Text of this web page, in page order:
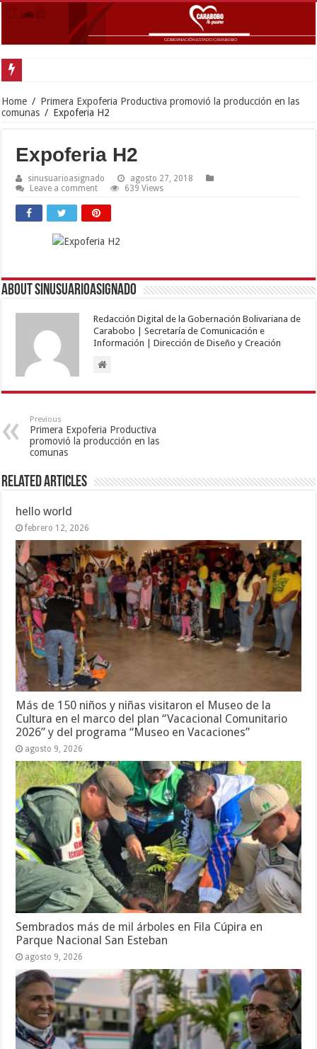
Home / Primera Expoferia Productiva promovió la producción en las
comunas / Expoferia H2
Expoferia H2
sinusuarioasignado
agosto 27, 2018
Leave a comment
639 Views
About sinusuarioasignado
Redacción Digital de la Gobernación Bolivariana de
Carabobo | Secretaría de Comunicación e
Información | Dirección de Diseño y Creación
Previous
Primera Expoferia Productiva
promovió la producción en las
comunas
Related Articles
hello world
febrero 12, 2026
Más de 150 niños y niñas visitaron el Museo de la
Cultura en el marco del plan “Vacacional Comunitario
2026” y del programa “Museo en Vacaciones”
agosto 9, 2026
Sembrados más de mil árboles en Fila Cúpira en
Parque Nacional San Esteban
agosto 9, 2026